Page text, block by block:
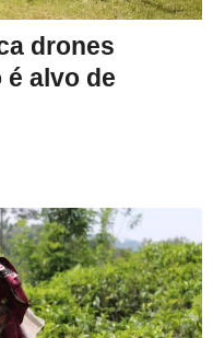
drones
alvo de